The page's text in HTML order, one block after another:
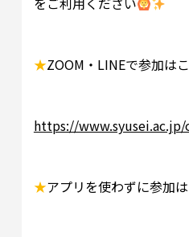
★ZOOM・LINEで参加は
https://
★アプリを使わずに参加